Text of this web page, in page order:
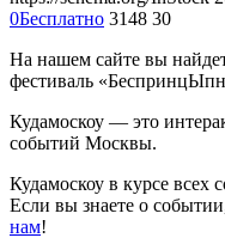
0Бесплатно 3148 30
На нашем сайте вы
фестиваль
Кудамоскоу — это
событий Москвы.
Кудамоскоу в курсе всех
Если вы знаете о
нам!